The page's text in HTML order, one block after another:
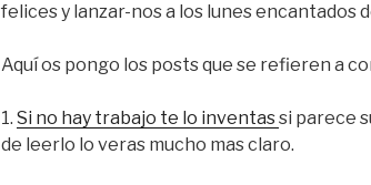
felices y lanzar-nos a los lunes encantados
Aquí os pongo los posts que se refieren a
1. Si no hay trabajo te lo inventassi parece
de leerlo lo veras mucho mas claro.